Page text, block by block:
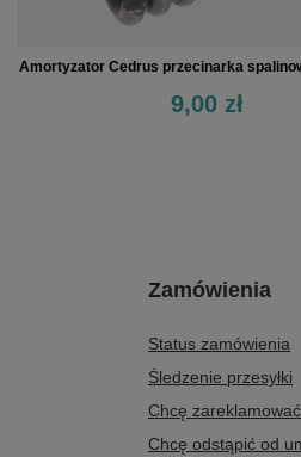
Amortyzator Cedrus przecinarka
9,00 zł
Zamówienia
Status zamówienia
Śledzenie przesyłki
Chcę
Chcę odstąpić od